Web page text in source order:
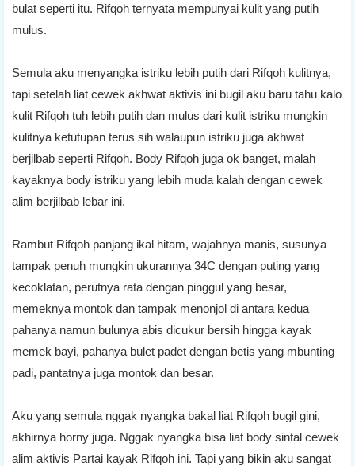
bulat seperti itu. Rifqoh ternyata mempunyai kulit yang putih
mulus.
Semula aku menyangka istriku lebih putih dari Rifqoh kulitnya,
tapi setelah liat cewek akhwat aktivis ini bugil aku baru tahu kalo
kulit Rifqoh tuh lebih putih dan mulus dari kulit istriku mungkin
kulitnya ketutupan terus sih walaupun istriku juga akhwat
berjilbab seperti Rifqoh. Body Rifqoh juga ok banget, malah
kayaknya body istriku yang lebih muda kalah dengan cewek
alim berjilbab lebar ini.
Rambut Rifqoh panjang ikal hitam, wajahnya manis, susunya
tampak penuh mungkin ukurannya 34C dengan puting yang
kecoklatan, perutnya rata dengan pinggul yang besar,
memeknya montok dan tampak menonjol di antara kedua
pahanya namun bulunya abis dicukur bersih hingga kayak
memek bayi, pahanya bulet padet dengan betis yang mbunting
padi, pantatnya juga montok dan besar.
Aku yang semula nggak nyangka bakal liat Rifqoh bugil gini,
akhirnya horny juga. Nggak nyangka bisa liat body sintal cewek
alim aktivis Partai kayak Rifqoh ini. Tapi yang bikin aku sangat